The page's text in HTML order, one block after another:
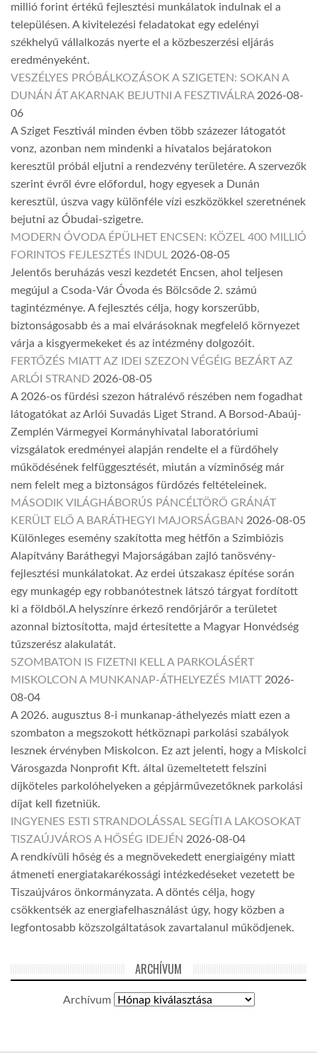
millió forint értékű fejlesztési munkálatok indulnak el a
településen. A kivitelezési feladatokat egy edelényi
székhelyű vállalkozás nyerte el a közbeszerzési eljárás
eredményeként.
VESZÉLYES PRÓBÁLKOZÁSOK A SZIGETEN: SOKAN A
DUNÁN ÁT AKARNAK BEJUTNI A FESZTIVÁLRA 2026-08-
06
A Sziget Fesztivál minden évben több százezer látogatót
vonz, azonban nem mindenki a hivatalos bejáratokon
keresztül próbál eljutni a rendezvény területére. A szervezők
szerint évről évre előfordul, hogy egyesek a Dunán
keresztül, úszva vagy különféle vízi eszközökkel szeretnének
bejutni az Óbudai-szigetre.
MODERN ÓVODA ÉPÜLHET ENCSEN: KÖZEL 400 MILLIÓ
FORINTOS FEJLESZTÉS INDUL 2026-08-05
Jelentős beruházás veszi kezdetét Encsen, ahol teljesen
megújul a Csoda-Vár Óvoda és Bölcsőde 2. számú
tagintézménye. A fejlesztés célja, hogy korszerűbb,
biztonságosabb és a mai elvárásoknak megfelelő környezet
várja a kisgyermekeket és az intézmény dolgozóit.
FERTŐZÉS MIATT AZ IDEI SZEZON VÉGÉIG BEZÁRT AZ
ARLÓI STRAND 2026-08-05
A 2026-os fürdési szezon hátralévő részében nem fogadhat
látogatókat az Arlói Suvadás Liget Strand. A Borsod-Abaúj-
Zemplén Vármegyei Kormányhivatal laboratóriumi
vizsgálatok eredményei alapján rendelte el a fürdőhely
működésének felfüggesztését, miután a vízminőség már
nem felelt meg a biztonságos fürdőzés feltételeinek.
MÁSODIK VILÁGHÁBORÚS PÁNCÉLTÖRŐ GRÁNÁT
KERÜLT ELŐ A BARÁTHEGYI MAJORSÁGBAN 2026-08-05
Különleges esemény szakította meg hétfőn a Szimbiózis
Alapítvány Baráthegyi Majorságában zajló tanösvény-
fejlesztési munkálatokat. Az erdei útszakasz építése során
egy munkagép egy robbanótestnek látszó tárgyat fordított
ki a földből.A helyszínre érkező rendőrjárőr a területet
azonnal biztosította, majd értesítette a Magyar Honvédség
tűzszerész alakulatát.
SZOMBATON IS FIZETNI KELL A PARKOLÁSÉRT
MISKOLCON A MUNKANAP-ÁTHELYEZÉS MIATT 2026-
08-04
A 2026. augusztus 8-i munkanap-áthelyezés miatt ezen a
szombaton a megszokott hétköznapi parkolási szabályok
lesznek érvényben Miskolcon. Ez azt jelenti, hogy a Miskolci
Városgazda Nonprofit Kft. által üzemeltetett felszíni
díjköteles parkolóhelyeken a gépjárművezetőknek parkolási
díjat kell fizetniük.
INGYENES ESTI STRANDOLÁSSAL SEGÍTI A LAKOSOKAT
TISZAÚJVÁROS A HŐSÉG IDEJÉN 2026-08-04
A rendkívüli hőség és a megnövekedett energiaigény miatt
átmeneti energiatakarékossági intézkedéseket vezetett be
Tiszaújváros önkormányzata. A döntés célja, hogy
csökkentsék az energiafelhasználást úgy, hogy közben a
legfontosabb közszolgáltatások zavartalanul működjenek.
ARCHÍVUM
Archívum